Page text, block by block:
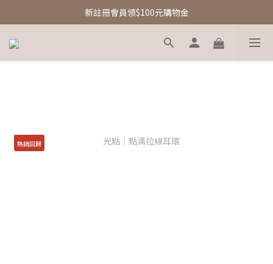
新註冊會員領$100元購物金
新註冊會員領$100元購物金
Free Shipping｜台灣滿額享免運優惠
新註冊會員領$100元購物金
熱銷回歸